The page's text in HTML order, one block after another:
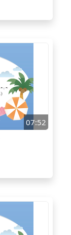
07:52